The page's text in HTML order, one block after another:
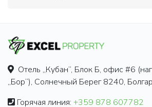
Отель „Кубан“, Блок Б, офис #6
„Бор“), Солнечный Берег 8240,
Горячая линия: +359 878 607782